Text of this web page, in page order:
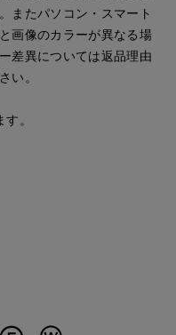
またパソコン・スマート
画像のカラーが異なる場
差異については返品理由
い。
。